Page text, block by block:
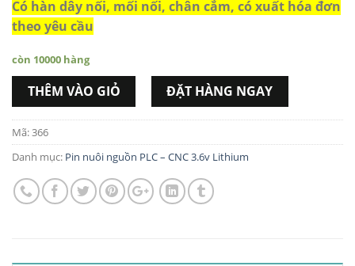
Có hàn dây nối, mối nối, chân cắm, có xuất hóa đơn
theo yêu cầu
còn 10000 hàng
THÊM VÀO GIỎ ĐẶT HÀNG NGAY
Mã:366
Danh mục: Pin nuôi nguồn PLC – CNC 3.6v Lithium